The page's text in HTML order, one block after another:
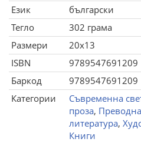
Език
български
Тегло
302 грама
Размери
20x13
ISBN
9789547691209
Баркод
9789547691209
Категории
Съвременна
проза,
литература,
Книги